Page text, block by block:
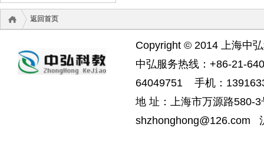
拟人
救援假人
返回首页
Copyright © 2014 上海中
中弘服务热线：+86-21-
64049751 手机：
地 址：上海市万源路
shzhonghong@126.com